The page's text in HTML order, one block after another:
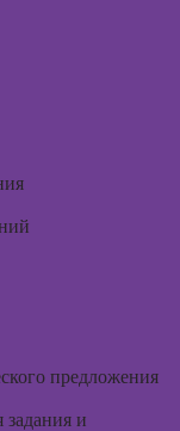
предложения
задания и